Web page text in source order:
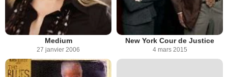
Medium
27 janvier 2006
New York Cour de Justice
4 mars 2015